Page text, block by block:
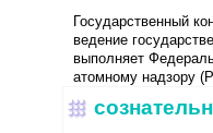
Государственный
ведение
выполняет
атомному надзору